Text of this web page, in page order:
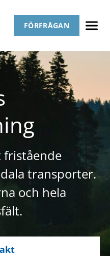
FÖRFRÅGAN
fristående
transporter.
och hela